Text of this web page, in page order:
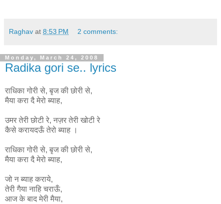
Raghav at 8:53 PM 2 comments:
Monday, March 24, 2008
Radika gori se.. lyrics
राधिका गोरी से, बृज की छोरी से,
मैया करा दै मेरो ब्याह,
उमर तेरी छोटी रे, नज़र तेरी खोटी रे
कैसे करायदऊँ तेरो ब्याह ।
राधिका गोरी से, बृज की छोरी से,
मैया करा दै मेरो ब्याह,
जो न ब्याह कराये,
तेरी गैया नाहि चराऊँ,
आज के बाद मेरी मैया,